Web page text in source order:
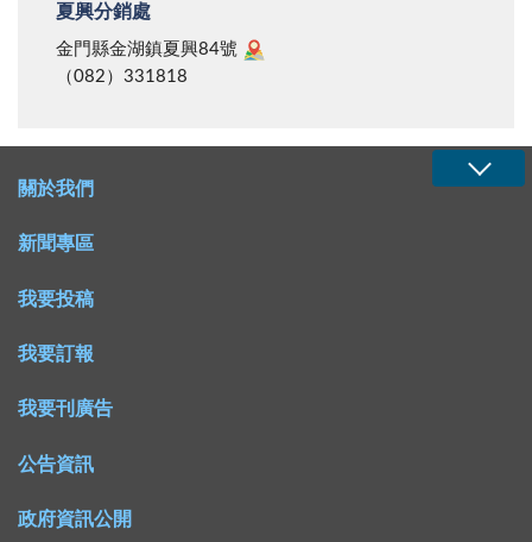
夏興分銷處
金門縣金湖鎮夏興84號
（082）331818
關於我們
新聞專區
我要投稿
我要訂報
我要刊廣告
公告資訊
政府資訊公開